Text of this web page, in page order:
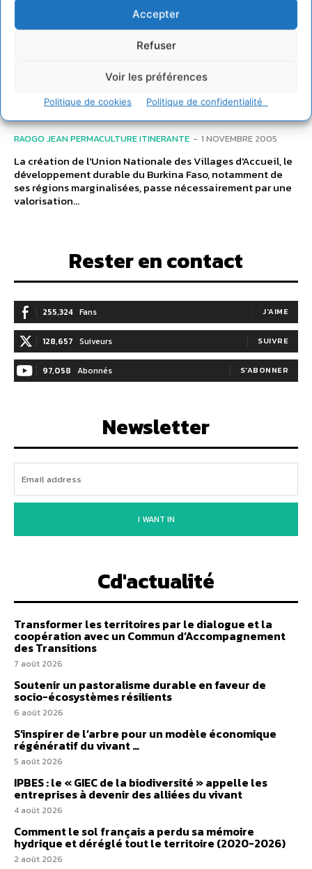
Accepter
Refuser
Voir les préférences
Politique de cookies Politique de confidentialité
ITINERANCE
RAOGO JEAN PERMACULTURE ITINERANTE - 1 NOVEMBRE 2005
La création de l'Union Nationale des Villages d'Accueil, le
développement durable du Burkina Faso, notamment de
ses régions marginalisées, passe nécessairement par une
valorisation...
Rester en contact
255,324 Fans J'AIME
128,657 Suiveurs SUIVRE
97,058 Abonnés S'ABONNER
Newsletter
I WANT IN
Cd'actualité
Transformer les territoires par le dialogue et la
coopération avec un Commun d’Accompagnement
des Transitions
7 août 2026
Soutenir un pastoralisme durable en faveur de
socio-écosystèmes résilients
6 août 2026
S’inspirer de l’arbre pour un modèle économique
régénératif du vivant …
5 août 2026
IPBES : le « GIEC de la biodiversité » appelle les
entreprises à devenir des alliées du vivant
4 août 2026
Comment le sol français a perdu sa mémoire
hydrique et déréglé tout le territoire (2020-2026)
2 août 2026